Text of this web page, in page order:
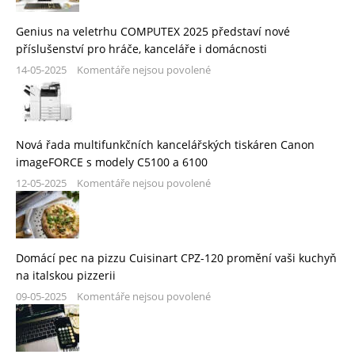
Genius na veletrhu COMPUTEX 2025 představí nové
příslušenství pro hráče, kanceláře i domácnosti
14-05-2025 Komentáře nejsou povolené
Nová řada multifunkčních kancelářských tiskáren Canon
imageFORCE s modely C5100 a 6100
12-05-2025 Komentáře nejsou povolené
Domácí pec na pizzu Cuisinart CPZ-120 promění vaši kuchyň
na italskou pizzerii
09-05-2025 Komentáře nejsou povolené